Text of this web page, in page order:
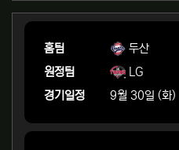
본문
홈팀
두산
원정팀
LG
경기일정
9월 30일 (화)